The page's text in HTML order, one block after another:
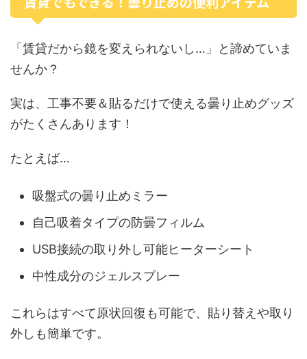
「賃貸だから鏡を変えられないし…」と諦めていま
せんか？
実は、工事不要＆貼るだけで使える曇り止めグッズ
がたくさんあります！
たとえば…
吸盤式の曇り止めミラー
自己吸着タイプの防曇フィルム
USB接続の取り外し可能ヒーターシート
中性成分のジェルスプレー
これらはすべて原状回復も可能で、貼り替えや取り
外しも簡単です。